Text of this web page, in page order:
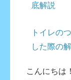
底解説
トイレの
した際の
こんにちは